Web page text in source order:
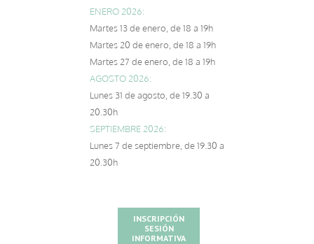
ENERO 2026:
Martes 13 de enero, de 18 a 19h
Martes 20 de enero, de 18 a 19h
Martes 27 de enero, de 18 a 19h
AGOSTO 2026:
Lunes 31 de agosto, de 19.30 a
20.30h
SEPTIEMBRE 2026:
Lunes 7 de septiembre, de 19.30 a
20.30h
INSCRIPCIÓN
SESIÓN
INFORMATIVA